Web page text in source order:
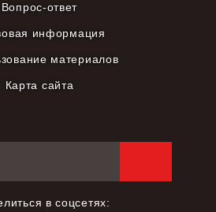
Вопрос-ответ
информация
материалов
Карта сайта
в соцсетях: